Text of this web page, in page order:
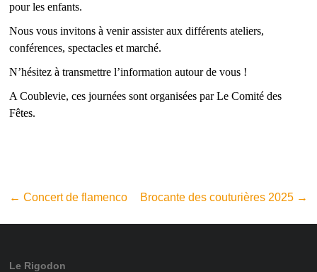
pour les enfants.
Nous vous invitons à venir assister aux différents ateliers,
conférences, spectacles et marché.
N’hésitez à transmettre l’information autour de vous !
A Coublevie, ces journées sont organisées par Le Comité des
Fêtes.
← Concert de flamenco Brocante des couturières 2025 →
Le Rigodon